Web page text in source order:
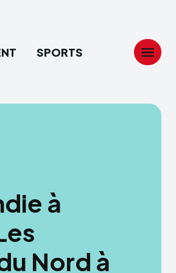
SPORTS
à
Nord à